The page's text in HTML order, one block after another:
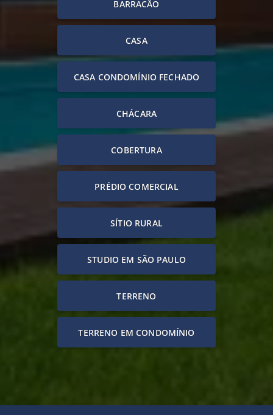
BARRACÃO
CASA
CASA CONDOMÍNIO FECHADO
CHÁCARA
COBERTURA
PRÉDIO COMERCIAL
SÍTIO RURAL
STUDIO EM SÃO PAULO
TERRENO
TERRENO EM CONDOMÍNIO